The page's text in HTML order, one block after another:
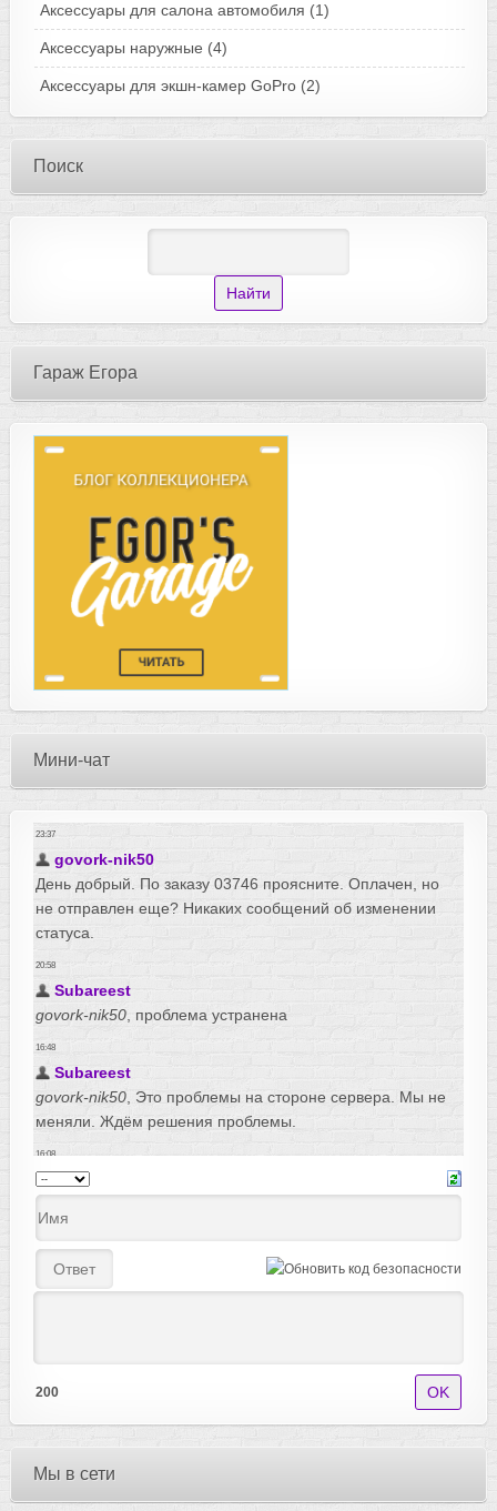
Аксессуары для салона автомобиля (1)
Аксессуары наружные (4)
Аксессуары для экшн-камер GoPro (2)
Поиск
Гараж Егора
Мини-чат
200
Мы в сети